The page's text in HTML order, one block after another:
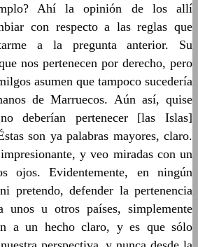
Ahí la opinión de los allí
con respecto a las reglas que
a la pregunta anterior. Su
nos pertenecen por derecho, pero
asumen que tampoco sucedería
de Marruecos. Aún así, quise
deberían pertenecer [las Islas]
son ya palabras mayores, claro.
y veo miradas con un
ojos. Evidentemente, en ningún
pretendo, defender la pertenencia
unos u otros países, simplemente
a un hecho claro, y es que sólo